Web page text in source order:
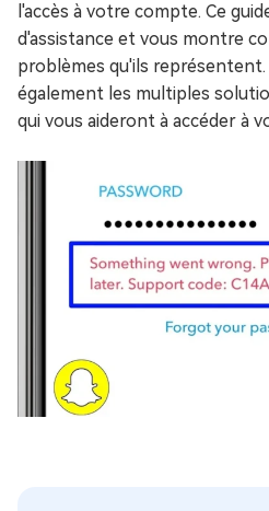
l'accès à votre compte. Ce
d'assistance et vous montre
problèmes qu'ils
également les multiples
qui vous aideront à accéder à